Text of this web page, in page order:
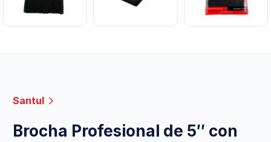
Santul
Brocha Profesional de 5″ con